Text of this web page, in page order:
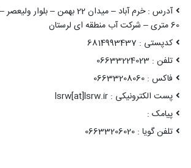
آباد – میدان 22 بهمن – بلوار ولیعصر – بالاتر از تقاطع